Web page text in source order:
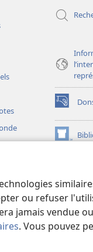
ou refuser
jamais vendue
. Vous pouvez
(ouvre
une
nouvelle
fenêtre)
(ouvre